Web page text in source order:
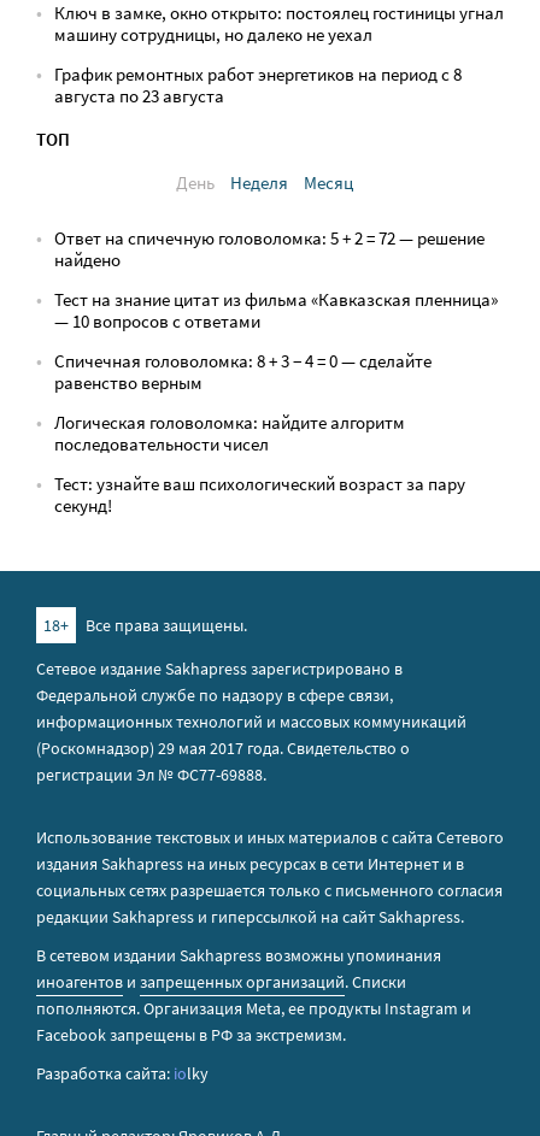
Ключ в замке, окно открыто: постоялец гостиницы угнал
машину сотрудницы, но далеко не уехал
График ремонтных работ энергетиков на период с 8
августа по 23 августа
ТОП
День
Неделя Месяц
Ответ на спичечную головоломка: 5 + 2 = 72 — решение
найдено
Тест на знание цитат из фильма «Кавказская пленница»
— 10 вопросов с ответами
Спичечная головоломка: 8 + 3 − 4 = 0 — сделайте
равенство верным
Логическая головоломка: найдите алгоритм
последовательности чисел
Тест: узнайте ваш психологический возраст за пару
секунд!
18+
Все права защищены.
Сетевое издание Sakhapress зарегистрировано в
Федеральной службе по надзору в сфере связи,
информационных технологий и массовых коммуникаций
(Роскомнадзор) 29 мая 2017 года. Свидетельство о
регистрации Эл № ФС77-69888.
Использование текстовых и иных материалов с сайта Сетевого
издания Sakhapress на иных ресурсах в сети Интернет и в
социальных сетях разрешается только с письменного согласия
редакции Sakhapress и гиперссылкой на сайт Sakhapress.
В сетевом издании Sakhapress возможны упоминания
иноагентов и запрещенных организаций. Списки
пополняются. Организация Metа, ее продукты Instagram и
Facebook запрещены в РФ за экстремизм.
Разработка сайта: iolky